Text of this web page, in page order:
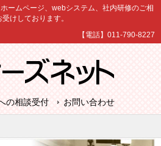
ームページ、webシステム、社内研修のご相
けしております。
【電話】011-790-8227
の相談受付 お問い合わせ